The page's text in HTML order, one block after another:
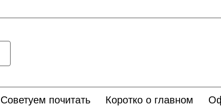
Советуем почитать Коротко о главном